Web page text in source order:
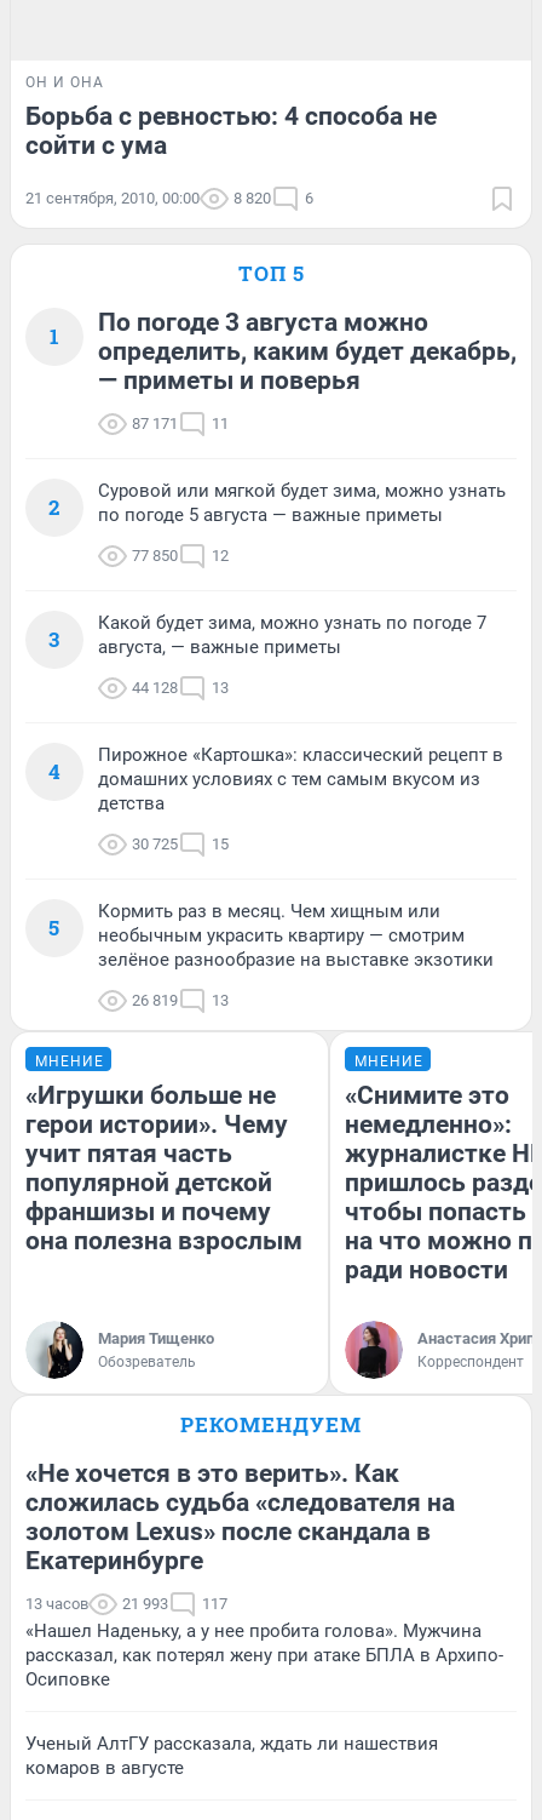
ОН И ОНА
Борьба с ревностью: 4 способа не
сойти с ума
21 сентября, 2010, 00:00 8 820 6
ТОП 5
1
По погоде 3 августа можно
определить, каким будет декабрь,
— приметы и поверья
87 171 11
2
Суровой или мягкой будет зима, можно узнать
по погоде 5 августа — важные приметы
77 850 12
3
Какой будет зима, можно узнать по погоде 7
августа, — важные приметы
44 128 13
4
Пирожное «Картошка»: классический рецепт в
домашних условиях с тем самым вкусом из
детства
30 725 15
5
Кормить раз в месяц. Чем хищным или
необычным украсить квартиру — смотрим
зелёное разнообразие на выставке экзотики
26 819 13
МНЕНИЕ
«Игрушки больше не
герои истории». Чему
учит пятая часть
популярной детской
франшизы и почему
она полезна взрослым
Мария Тищенко
Обозреватель
МНЕНИЕ
«Снимите это
немедленно»:
журналистке
пришлось
чтобы попасть
на что можно
ради новости
Анастасия
Корреспондент
РЕКОМЕНДУЕМ
«Не хочется в это верить». Как
сложилась судьба «следователя на
золотом Lexus» после скандала в
Екатеринбурге
13 часов 21 993 117
«Нашел Наденьку, а у нее пробита голова». Мужчина
рассказал, как потерял жену при атаке БПЛА в Архипо-
Осиповке
Ученый АлтГУ рассказала, ждать ли нашествия
комаров в августе